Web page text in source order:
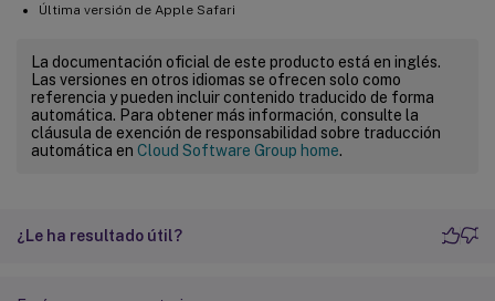
Última versión de Apple Safari
La documentación oficial de este producto está en inglés.
Las versiones en otros idiomas se ofrecen solo como
referencia y pueden incluir contenido traducido de forma
automática. Para obtener más información, consulte la
cláusula de exención de responsabilidad sobre traducción
automática en Cloud Software Group home.
¿Le ha resultado útil?